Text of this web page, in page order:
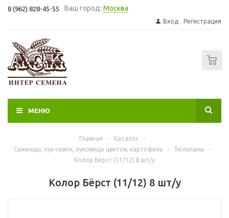
8 (962) 828-45-55 Ваш город: Москва
Вход Регистрация
МЕНЮ
Главная - Каталог
-
Саженцы, лук-севок, луковицы цветов, картофель
- Тюльпаны
-
Колор Бёрст (11/12) 8 шт/у
Колор Бёрст (11/12) 8 шт/у